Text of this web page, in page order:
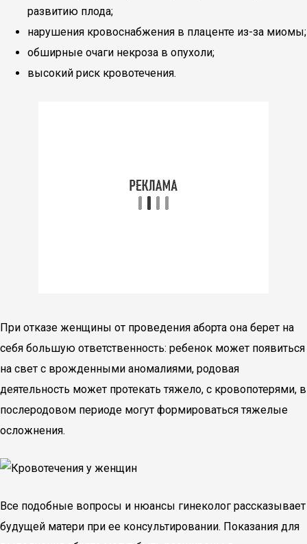
развитию плода;
нарушения кровоснабжения в плаценте из-за миомы;
обширные очаги некроза в опухоли;
высокий риск кровотечения.
При отказе женщины от проведения аборта она берет на
себя большую ответственность: ребенок может появиться
на свет с врожденными аномалиями, родовая
деятельность может протекать тяжело, с кровопотерями, в
послеродовом периоде могут формироваться тяжелые
осложнения.
Все подобные вопросы и нюансы гинеколог рассказывает
будущей матери при ее консультировании. Показания для